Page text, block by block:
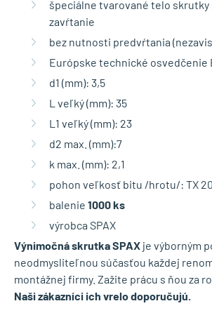
špeciálne tvarované telo
zavŕtanie
bez nutnosti predvŕtania
Európske technické osvedčenie
d1 (mm): 3,5
L veľký (mm): 35
L1 veľký (mm): 23
d2 max. (mm):7
k max. (mm): 2,1
pohon veľkosť bitu /hrotu/: TX 20
balenie 1000 ks
výrobca SPAX
Výnimočná skrutka SPAX je výborným
neodmysliteľnou súčasťou každej
montážnej firmy. Zažite prácu s ňou za
Naši zákazníci ich vrelo doporučujú.